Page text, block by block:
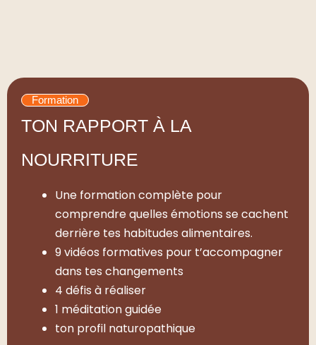
Formation
TON RAPPORT À LA
NOURRITURE
Une formation complète pour
comprendre quelles émotions se cachent
derrière tes habitudes alimentaires.
9 vidéos formatives pour t’accompagner
dans tes changements
4 défis à réaliser
1 méditation guidée
ton profil naturopathique